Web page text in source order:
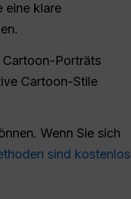
eine klare
Cartoon-Porträts
Cartoon-Stile
Wenn Sie sich
sind kostenlos